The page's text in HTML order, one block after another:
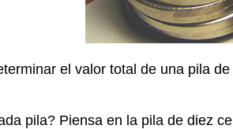
el valor total de una pila
pila? Piensa en la pila de diez